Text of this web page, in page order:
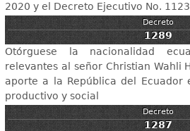
2020 y el Decreto Ejecutivo No.
Decreto
1289
Otórguese la nacionalidad
relevantes al señor Christian Wahli
aporte a la República del Ecuador
productivo y social
Decreto
1287